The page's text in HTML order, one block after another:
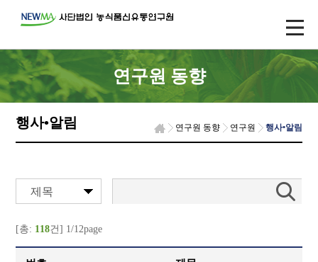
연구원 동향
행사•알림 연구원 동향 연구원 행사•알림
제목
[총: 118건] 1/12page